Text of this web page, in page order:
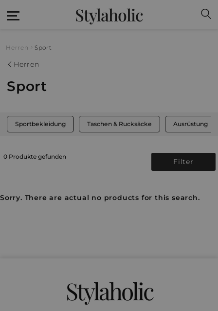
Stylaholic
Herren Sport
Herren
Sport
Sportbekleidung Taschen & Rucksäcke Ausrüstung
0 Produkte gefunden
Filter
Sorry. There are actual no products for this search.
Stylaholic